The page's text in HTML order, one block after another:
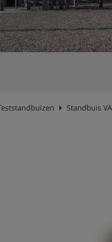
arrow_right Standbuis